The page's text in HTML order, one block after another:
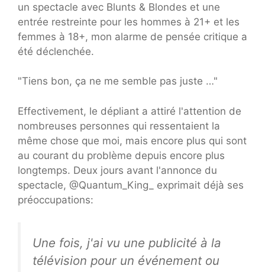
un spectacle avec Blunts & Blondes et une
entrée restreinte pour les hommes à 21+ et les
femmes à 18+, mon alarme de pensée critique a
été déclenchée.
"Tiens bon, ça ne me semble pas juste …"
Effectivement, le dépliant a attiré l'attention de
nombreuses personnes qui ressentaient la
même chose que moi, mais encore plus qui sont
au courant du problème depuis encore plus
longtemps. Deux jours avant l'annonce du
spectacle, @Quantum_King_ exprimait déjà ses
préoccupations:
Une fois, j'ai vu une publicité à la
télévision pour un événement ou